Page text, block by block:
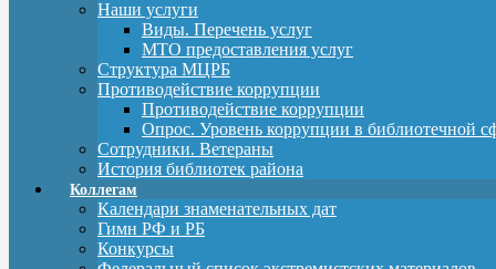
Наши услуги
Виды. Перечень услуг
МТО предоставления услуг
Структура МЦРБ
Противодействие коррупции
Противодействие коррупции
Опрос. Уровень коррупции в библиотечной
Сотрудники. Ветераны
История библиотек района
Коллегам
Календари знаменательных дат
Гимн РФ и РБ
Конкурсы